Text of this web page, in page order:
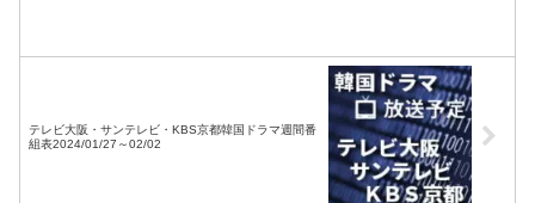
テレビ大阪・サンテレビ・KBS京都韓国ドラマ週間番
組表2024/01/27～02/02